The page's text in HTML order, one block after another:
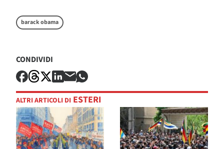
barack obama
CONDIVIDI
ALTRI ARTICOLI DI ESTERI